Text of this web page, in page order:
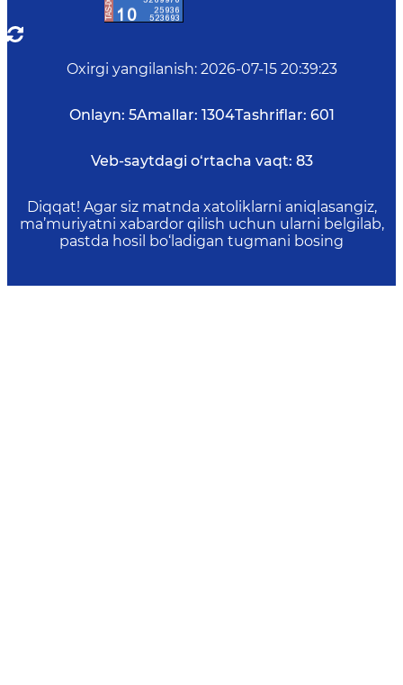
Oxirgi yangilanish: 2026-07-15 20:39:23
Onlayn: 5Amallar: 1304Tashriflar: 601
Veb-saytdagi o‘rtacha vaqt: 83
Diqqat! Agar siz matnda xatoliklarni aniqlasangiz,
ma’muriyatni xabardor qilish uchun ularni belgilab,
pastda hosil bo‘ladigan tugmani bosing